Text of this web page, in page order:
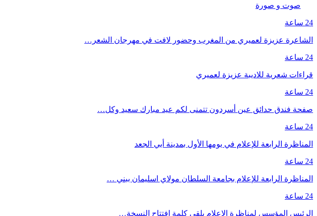
صوت و صورة
24 ساعة
الشاعرة عزيزة لعميري من المغرب وحضور لافت في مهرجان الشعر…
24 ساعة
قراءات شعرية للاديبة عزيزة لعميري
24 ساعة
صفحة فندق حدائق عين أسردون تتمنى لكم عيد مبارك سعيد وكل…
24 ساعة
المناظرة الرابعة للإعلام في يومها الأول بمدينة أبي الجعد
24 ساعة
المناظرة الرابعة للإعلام بجامعة السلطان مولاي اسليمان ببني …
24 ساعة
الرئيس المؤسس لمناظرة الإعلام يلقي كلمة افتتاح النسخة…